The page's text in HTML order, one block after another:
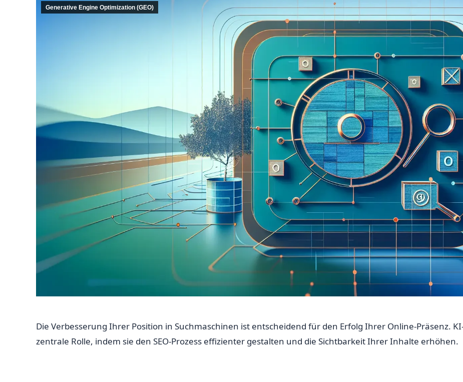
Generative Engine Optimization (GEO)
Die Verbesserung Ihrer Position in Suchmaschinen ist entscheidend für den Erfolg Ihrer Online-Präsenz.
zentrale Rolle, indem sie den SEO-Prozess effizienter gestalten und die Sichtbarkeit Ihrer Inhalte erhöhen.